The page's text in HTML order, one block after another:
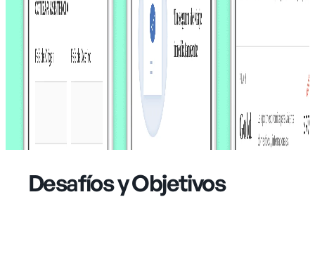
Desafíos y Objetivos